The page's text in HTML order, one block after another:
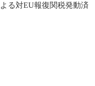
る対EU報復関税発動済